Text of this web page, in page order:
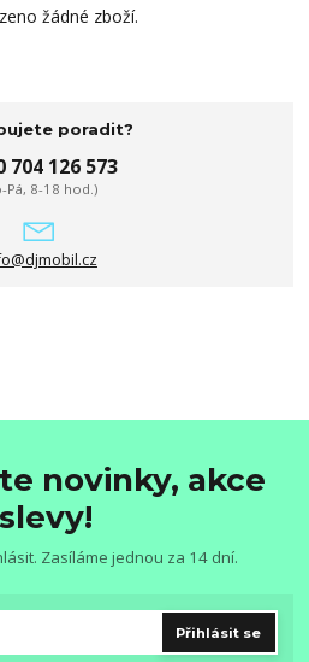
žádné zboží.
poradit?
704 126 573
Pá, 8-18 hod.)
novinky, akce
Zasíláme jednou za 14 dní.
Přihlásit se